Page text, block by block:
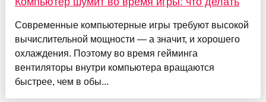
Современные компьютерные игры требуют высокой
вычислительной мощности — а значит, и хорошего
охлаждения. Поэтому во время гейминга
вентиляторы внутри компьютера вращаются
быстрее, чем в обы...